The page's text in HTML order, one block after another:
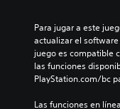
Para jugar a este
actualizar el
juego es compatible
las funciones
PlayStation.com/bc
Las funciones en